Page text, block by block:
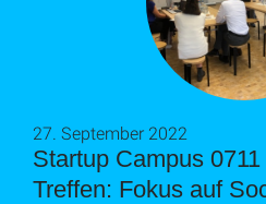
Startup Campus
Treffen: Fokus auf
27. September 2022